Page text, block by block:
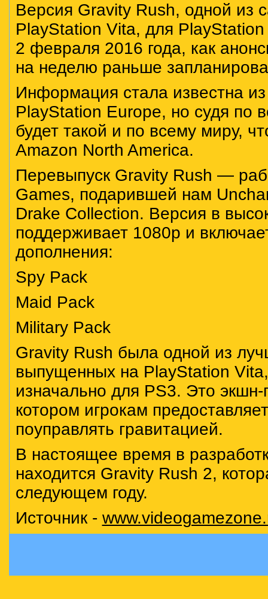
Версия Gravity Rush, одной из
PlayStation Vita, для
2 февраля 2016 года, как
на неделю раньше
Информация стала известна
PlayStation Europe, но судя по
будет такой и по всему миру,
Amazon North America.
Перевыпуск Gravity Rush —
Games, подарившей нам
Drake Collection. Версия в
поддерживает 1080p и
дополнения:
Spy Pack
Maid Pack
Military Pack
Gravity Rush была одной из
выпущенных на PlayStation
изначально для PS3. Это
котором игрокам
поуправлять гравитацией.
В настоящее время в
находится Gravity Rush 2,
следующем году.
Источник -